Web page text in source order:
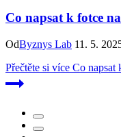
Co napsat k fotce
OdByznys Lab 11. 5.
Přečtěte si více Co napsat